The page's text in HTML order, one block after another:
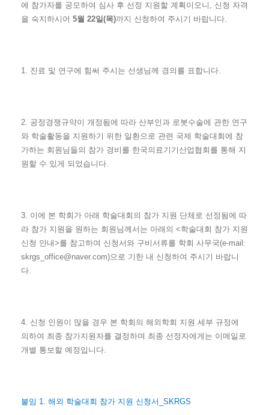
에 참가자를 공모하여 심사 후 선정 지원할 계획이오니 , 신청 자격
을 숙지하시어 5월 22일(목)까지 신청하여 주시기 바랍니다.
1. 진료 및 연구에 힘써 주시는 선생님께 경의를 표합니다.
2. 공정경쟁규약이 개정됨에 따라 산부인과 로봇수술에 관한 연구
와 학술활동을 지원하기 위한 일환으로 관련 국제 학술대회에 참
가하는 회원님들의 참가 경비를 한국의료기기산업협회를 통해 지
원할 수 있게 되었습니다.
3. 이에 본 학회가 아래 학술대회의 참가 지원 단체로 선정됨에 따
라 참가 지원을 원하는 회원님께서는 아래의 <학술대회 참가 지원
신청 안내>를 참고하여 신청서와 구비서류를 학회 사무국(e-mail:
skrgs_office@naver.com)으로 기한 내 신청하여 주시기 바랍니
다.
4. 신청 인원이 많을 경우 본 학회의 해외학회 지원 세부 규정에
의하여 최종 참가지원자를 결정하며 최종 선정자에게는 이메일로
개별 통보할 예정입니다.
붙임 1. 해외 학술대회 참가 지원 신청서 _SKRGS